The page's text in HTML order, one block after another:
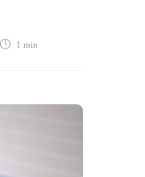
1 min